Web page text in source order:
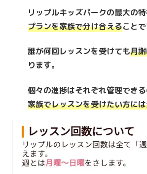
リップルキッズパークの最大の特
プランを家族で分け合えることで
誰が何回レッスンを受けても月
ります。
個々の進捗はそれぞれ管理できる
家族でレッスンを受けたい方に